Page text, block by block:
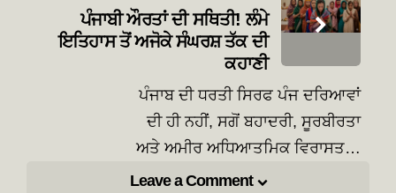
ਪੰਜਾਬੀ ਔਰਤਾਂ ਦੀ ਸਥਿਤੀ! ਲੰਮੇ
ਇਤਿਹਾਸ ਤੋਂ ਅਜੋਕੇ ਸੰਘਰਸ਼ ਤੱਕ ਦੀ
ਕਹਾਣੀ
ਪੰਜਾਬ ਦੀ ਧਰਤੀ ਸਿਰਫ ਪੰਜ ਦਰਿਆਵਾਂ
ਦੀ ਹੀ ਨਹੀਂ, ਸਗੋਂ ਬਹਾਦਰੀ, ਸੂਰਬੀਰਤਾ
ਅਤੇ ਅਮੀਰ ਅਧਿਆਤਮਿਕ ਵਿਰਾਸਤ…
Leave a Comment